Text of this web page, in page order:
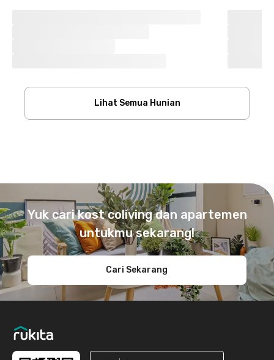
Lihat Semua Hunian
Yuk cari kost coliving dan apartemen
untukmu sekarang!
Cari Sekarang